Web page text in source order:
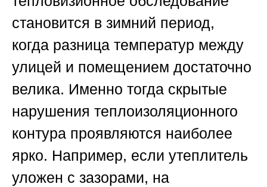
становится в зимний период,
когда разница температур между
улицей и помещением достаточно
велика. Именно тогда скрытые
нарушения теплоизоляционного
контура проявляются наиболее
ярко. Например, если утеплитель
уложен с зазорами, на